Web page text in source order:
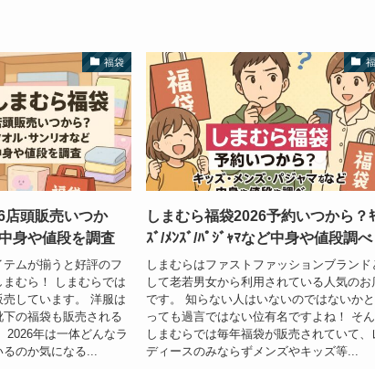
福袋
店頭販売いつか
身や値段を調査
ムが揃うと好評のフ
まむら！ しまむらでは
しています。 洋服は
の福袋も販売される
2026年は一体どんなラ
のか気になる...
しまむら福袋2026予約いつから？
ｽﾞ/ﾒﾝｽﾞ/ﾊﾟｼﾞｬﾏなど中身や値段調べ
しまむらはファストファッションブランド
して老若男女から利用されている人気のお
です。 知らない人はいないのではないか
っても過言ではない位有名ですよね！ そ
しまむらでは毎年福袋が販売されていて、
ディースのみならずメンズやキッズ等...